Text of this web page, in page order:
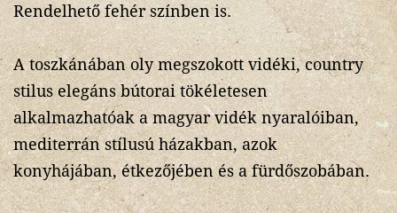
Rendelhető fehér színben is.
A toszkánában oly megszokott vidéki, country
stilus elegáns bútorai tökéletesen
alkalmazhatóak a magyar vidék nyaralóiban,
mediterrán stílusú házakban, azok
konyhájában, étkezőjében és a fürdőszobában.